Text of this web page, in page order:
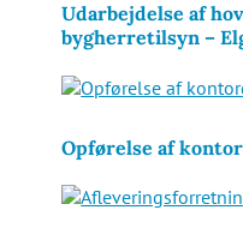
Udarbejdelse af
bygherretilsyn –
Opførelse af